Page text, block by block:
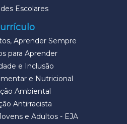
Escolares
Aprender Sempre
para Aprender
e Inclusão
e Nutricional
Ambiental
Antirracista
e Adultos - EJA